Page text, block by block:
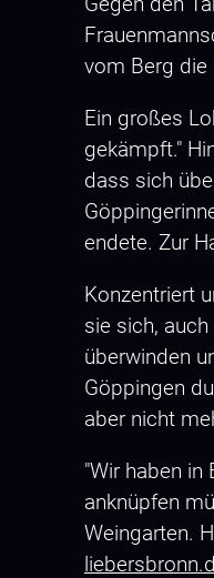
vom Berg die
Ein großes
gekämpft."
dass sich
endete. Zur
Konzentriert
sie sich,
überwinden
Göppingen
aber nicht
"Wir haben
anknüpfen
Weingarten.